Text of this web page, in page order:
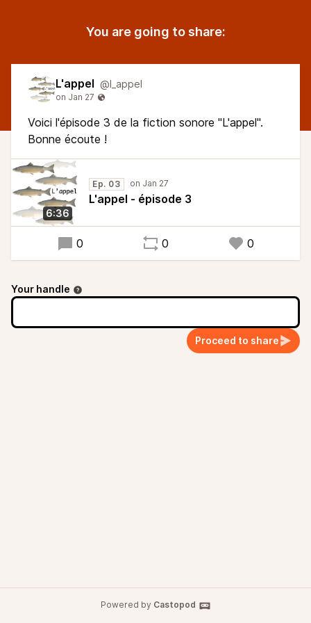
You are going to share:
L'appel @l_appel
Voici l'épisode 3 de la fiction sonore "L'appel".
Bonne écoute !
6:36
Ep. 03
L'appel - épisode 3
0 0 0
Your handle
Proceed to share
Powered by Castopod